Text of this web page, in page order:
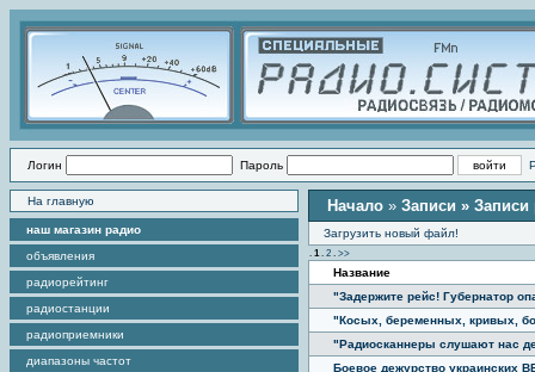
Логин Пароль
На главную
наш магазин радио
объявления
радиорейтинг
радиостанции
радиоприемники
диапазоны частот
Начало » Записи » Записи
Загрузить новый файл!
. 1. 2 . >>
Название
"Задержите рейс! Губернатор
"Косых, беременных, кривых,
"Радиосканнеры слушают нас
Боевое дежурство украинских